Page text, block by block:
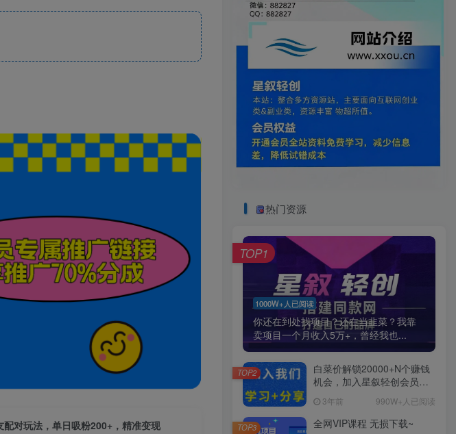
对玩法，单日吸粉200+，精准变现
热门资源
1000W+人已阅读
你还在到处找项目？还在当韭菜？我靠
卖项目一个月收入5万+，曾经我也...
TOP1
白菜价解锁20000+N个赚钱
机会，加入星叙轻创会员，
3年前 990W+人已阅读
TOP2
全网VIP课程 无损下载~
TOP3